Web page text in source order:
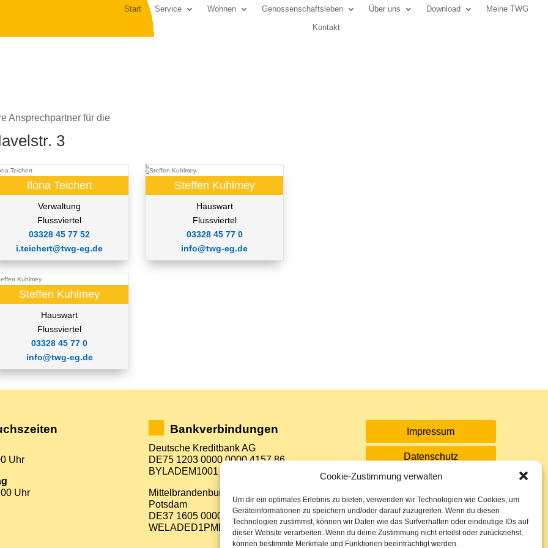
Cookie-Zustimmung verwalten
Um dir ein optimales Erlebnis zu bieten, verwenden wir Technologien wie Cookies, um
Geräteinformationen zu speichern und/oder darauf zuzugreifen. Wenn du diesen
Technologien zustimmst, können wir Daten wie das Surfverhalten oder eindeutige IDs auf
dieser Website verarbeiten. Wenn du deine Zustimmung nicht erteilst oder zurückziehst,
können bestimmte Merkmale und Funktionen beeinträchtigt werden.
Start Service Wohnen Genossenschaftsleben Über uns Download Meine TWG
Kontakt
Ansprechpartner für die
3
Ilona Teichert
Verwaltung
Flussviertel
03328 45 77 52
i.teichert@twg-eg.de
Steffen Kuhlmey
Hauswart
Flussviertel
03328 45 77 0
info@twg-eg.de
Steffen Kuhlmey
Hauswart
Flussviertel
03328 45 77 0
info@twg-eg.de
Uhr
Uhr
Bankverbindungen
Deutsche Kreditbank AG
DE75 1203 0000 0000 4157 86
BYLADEM1001
Mittelbrandenburgische Sparkasse
Potsdam
DE37 1605 0000 3522 7800 26
WELADED1PMB
Impressum
Datenschutz
Sitemap
Cookie-Richtlinie (EU)